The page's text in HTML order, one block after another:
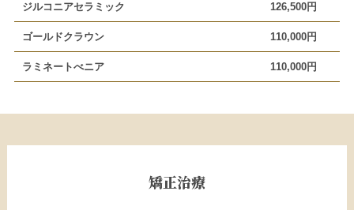
ジルコニアセラミック 126,500円
ゴールドクラウン 110,000円
ラミネートべニア 110,000円
矯正治療